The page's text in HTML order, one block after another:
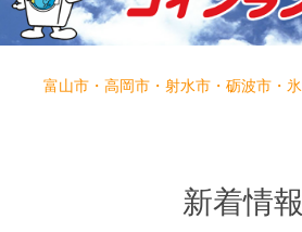
富山市・高岡市・射水市・砺波市・
新着情報